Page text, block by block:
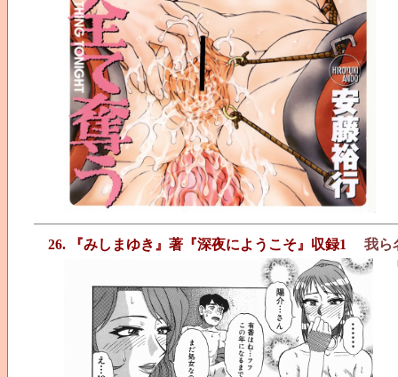
26. 『みしまゆき』著『深夜にようこそ』収録1
我ら